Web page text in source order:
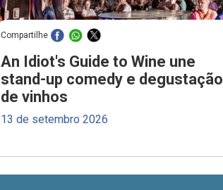
Compartilhe
An Idiot's Guide to Wine une
stand-up comedy e degustação
de vinhos
13 de setembro 2026